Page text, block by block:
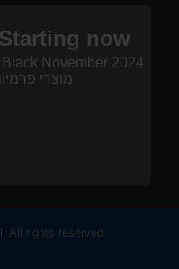
now
מוצרי
. All rights reserved.